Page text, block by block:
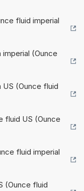
fluid imperial
imperial (Ounce
US (Ounce fluid
fluid US (Ounce
fluid imperial
(Ounce fluid